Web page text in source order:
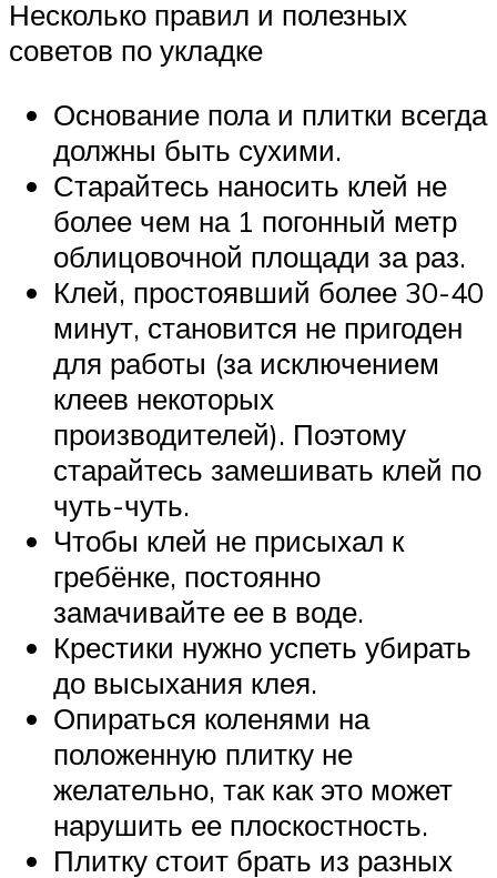
Несколько правил и полезных
советов по укладке
Основание пола и плитки всегда
должны быть сухими.
Старайтесь наносить клей не
более чем на 1 погонный метр
облицовочной площади за раз.
Клей, простоявший более 30-40
минут, становится не пригоден
для работы (за исключением
клеев некоторых
производителей). Поэтому
старайтесь замешивать клей по
чуть-чуть.
Чтобы клей не присыхал к
гребёнке, постоянно
замачивайте ее в воде.
Крестики нужно успеть убирать
до высыхания клея.
Опираться коленями на
положенную плитку не
желательно, так как это может
нарушить ее плоскостность.
Плитку стоит брать из разных